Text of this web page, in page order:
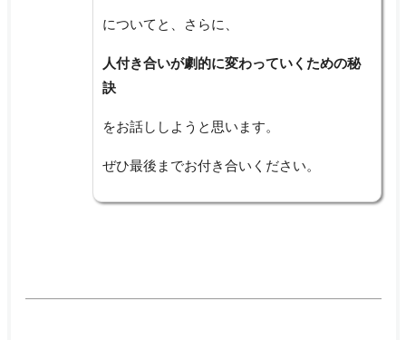
についてと、さらに、
人付き合いが劇的に変わっていくための秘
訣
をお話ししようと思います。
ぜひ最後までお付き合いください。